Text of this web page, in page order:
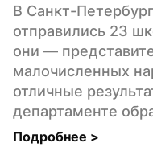
В Санкт-
отправились 23
они —
малочисленных
отличные
департаменте
Подробнее >